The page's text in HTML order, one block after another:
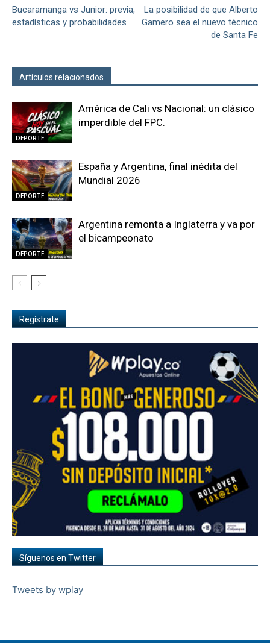
Bucaramanga vs Junior: previa,
estadísticas y probabilidades
La posibilidad de que Alberto
Gamero sea el nuevo técnico
de Santa Fe
Artículos relacionados
DEPORTE
América de Cali vs Nacional: un clásico
imperdible del FPC.
DEPORTE
España y Argentina, final inédita del
Mundial 2026
DEPORTE
Argentina remonta a Inglaterra y va por
el bicampeonato
Regístrate
Síguenos en Twitter
Tweets by wplay